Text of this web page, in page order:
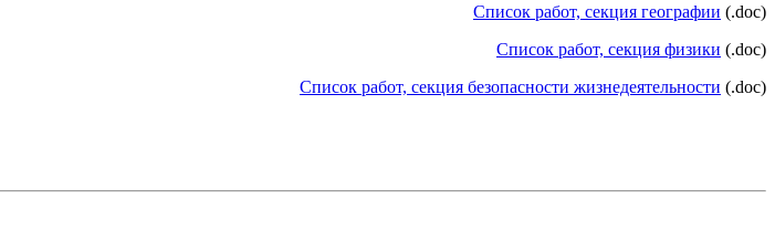
Список работ, секция географии (.doc)
Cписок работ, секция физики (.doc)
Cписок работ, секция безопасности жизнедеятельности (.doc)